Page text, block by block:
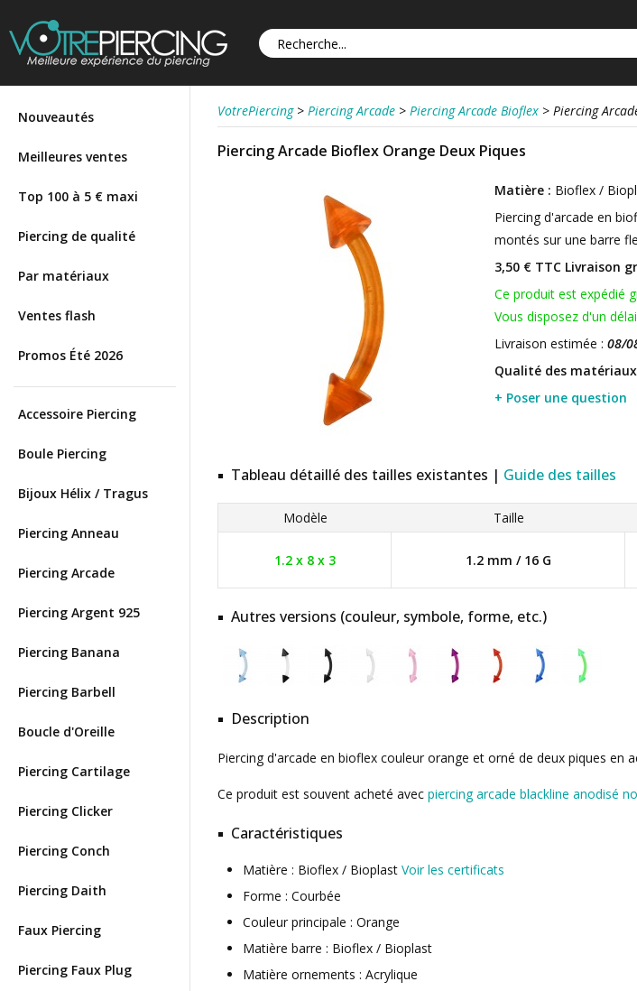
Nouveautés
Meilleures ventes
Top 100 à 5 € maxi
Piercing de qualité
Par matériaux
Ventes flash
Promos Été 2026
Accessoire Piercing
Boule Piercing
Bijoux Hélix / Tragus
Piercing Anneau
Piercing Arcade
Piercing Argent 925
Piercing Banana
Piercing Barbell
Boucle d'Oreille
Piercing Cartilage
Piercing Clicker
Piercing Conch
Piercing Daith
Faux Piercing
Piercing Faux Plug
VotrePiercing > Piercing Arcade > Piercing Arcade Bioflex > Piercing
Piercing Arcade Bioflex Orange Deux Piques
Matière : Bioflex /
Piercing d'arcade en
montés sur une barre
3,50 € TTC Livraison
Ce produit est expédié
Vous disposez d'un
Livraison estimée : 08/
Qualité des
+ Poser une question
Tableau détaillé des tailles existantes | Guide des tailles
Modèle Taille
1.2 x 8 x 3 1.2 mm / 16 G
Autres versions (couleur, symbole, forme, etc.)
Description
Piercing d'arcade en bioflex couleur orange et orné de deux piques en
Ce produit est souvent acheté avec piercing arcade blackline anodisé
Caractéristiques
Matière : Bioflex / Bioplast Voir les certificats
Forme : Courbée
Couleur principale : Orange
Matière barre : Bioflex / Bioplast
Matière ornements : Acrylique